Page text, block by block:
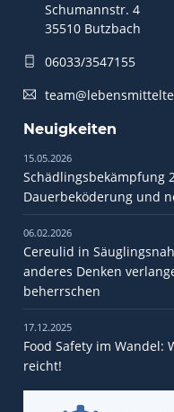
Schumannstr. 4
35510 Butzbach
06033/3547155
Neuigkeiten
15.05.2026
Schädlingsbekämpfung
Dauerbeköderung und
06.02.2026
Cereulid in
anderes Denken
beherrschen
17.12.2025
Food Safety im Wandel:
reicht!